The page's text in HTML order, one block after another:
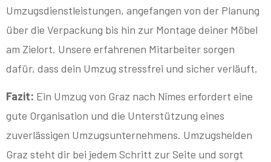
Umzugsdienstleistungen, angefangen von der Planung
über die Verpackung bis hin zur Montage deiner Möbel
am Zielort. Unsere erfahrenen Mitarbeiter sorgen
dafür, dass dein Umzug stressfrei und sicher verläuft.
Fazit: Ein Umzug von Graz nach Nîmes erfordert eine
gute Organisation und die Unterstützung eines
zuverlässigen Umzugsunternehmens. Umzugshelden
Graz steht dir bei jedem Schritt zur Seite und sorgt